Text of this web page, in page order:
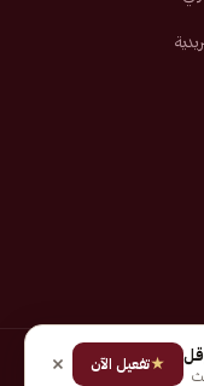
لصحيفة عاجل
★تفعيل الآن